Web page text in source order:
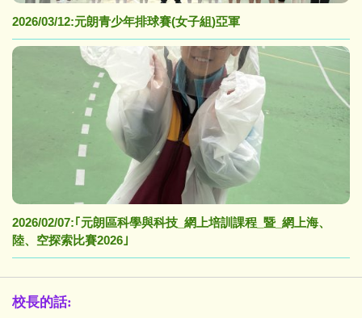
2026/03/12:元朗青少年排球賽(女子組)亞軍
2026/02/07:｢元朗區科學與科技_網上培訓課程_暨_網上海、
陸、空探索比賽2026｣
校長的話: